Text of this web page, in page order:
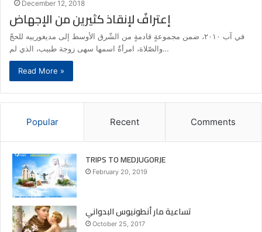
December 12, 2018
إعترافٌ لإنقاذ كثيرين من الإجهاض
في آب ٢٠١٠، ضمن مجموعةٍ قادمةٍ من الشّرق الأوسط إلى مديغورييه للحجّ
والصّلاة، امرأةٌ اسمها سهى زوجة طبيب، الذي لم…
Read More »
Popular Recent Comments
TRIPS TO MEDJUGORJE
February 20, 2019
تساعية مار أنطونيوس البدواني
October 25, 2017